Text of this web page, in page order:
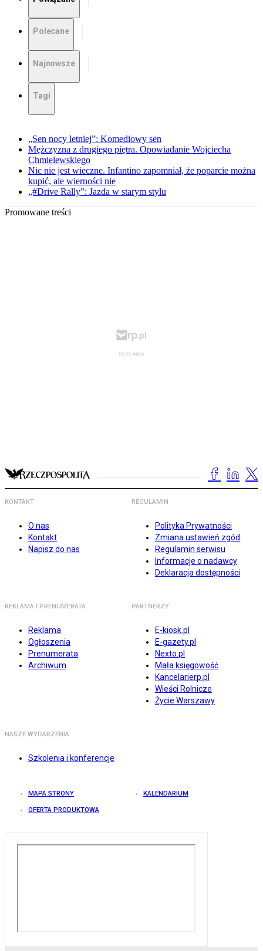
Polecane
Najnowsze
Tagi
„Sen nocy letniej”: Komediowy sen
Mężczyzna z drugiego piętra. Opowiadanie Wojciecha
Chmielewskiego
Nic nie jest wieczne. Infantino zapomniał, że poparcie można
kupić, ale wierności nie
„#Drive Rally”: Jazda w starym stylu
Promowane treści
KONTAKT
O nas
Kontakt
Napisz do nas
REGULAMIN
Polityka Prywatności
Zmiana ustawień zgód
Regulamin serwisu
Informacje o nadawcy
Deklaracja dostępności
REKLAMA I PRENUMERATA
Reklama
Ogłoszenia
Prenumerata
Archiwum
PARTNERZY
E-kiosk.pl
E-gazety.pl
Nexto.pl
Mała księgowość
Kancelarierp.pl
Wieści Rolnicze
Życie Warszawy
NASZE WYDARZENIA
Szkolenia i konferencje
MAPA STRONY KALENDARIUM
OFERTA PRODUKTOWA